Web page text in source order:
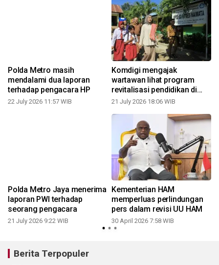
Polda Metro masih
mendalami dua laporan
terhadap pengacara HP
22 July 2026 11:57 WIB
Komdigi mengajak
wartawan lihat program
revitalisasi pendidikan di
NTT
21 July 2026 18:06 WIB
Polda Metro Jaya menerima
laporan PWI terhadap
seorang pengacara
21 July 2026 9:22 WIB
Kementerian HAM
memperluas perlindungan
pers dalam revisi UU HAM
30 April 2026 7:58 WIB
Berita Terpopuler